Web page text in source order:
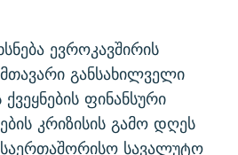
ᲛᲔᲑᲠᲫᲝᲚᲔᲑᲘ - 2022
ᲬᲔᲚᲘ
ევროკავშირის
განსახილველი
ფინანსური
კრიზისის გამო დღეს
სავალუტო